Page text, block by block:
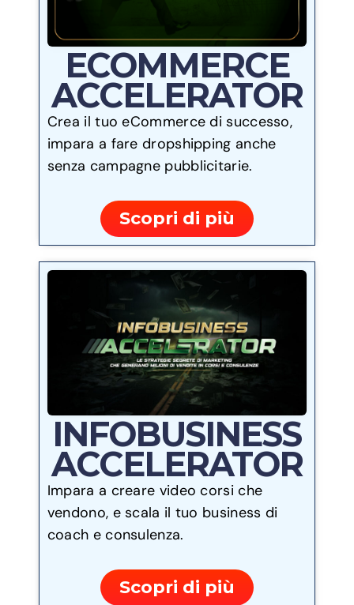
ECOMMERCE
ACCELERATOR
Crea il tuo eCommerce di successo,
impara a fare dropshipping anche
senza campagne pubblicitarie.
Scopri di più
INFOBUSINESS
ACCELERATOR
Impara a creare video corsi che
vendono, e scala il tuo business di
coach e consulenza.
Scopri di più